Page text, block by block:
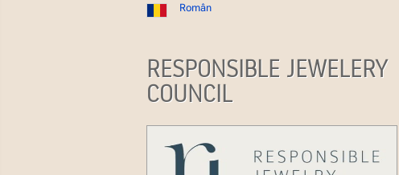
Român
RESPONSIBLE JEWELERY
COUNCIL